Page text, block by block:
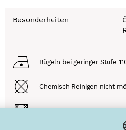
Besonderheiten
Bügeln bei geringer Stufe
Chemisch Reinigen nicht